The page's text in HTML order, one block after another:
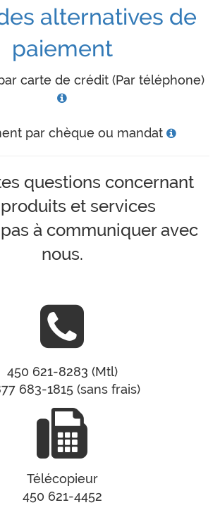
alternatives de
paiement
carte de crédit (Par téléphone)
par chèque ou mandat
questions concernant
et services
à communiquer avec
nous.
450 621-8283 (Mtl)
683-1815 (sans frais)
Télécopieur
450 621-4452